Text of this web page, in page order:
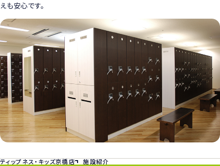
えも安心です。
ティップネス・キッズ京橋店 施設紹介